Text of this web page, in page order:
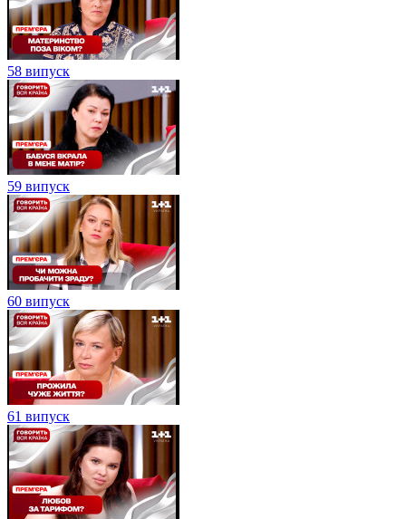
58 випуск
59 випуск
60 випуск
61 випуск